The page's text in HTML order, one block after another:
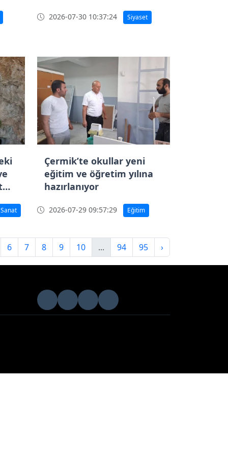
2026-07-30 10:37:24 Siyaset
Çermik’te okullar yeni
eğitim ve öğretim yılına
hazırlanıyor
2026-07-29 09:57:29 Eğitim
6 7 8 9 10 ... 94 95 ›